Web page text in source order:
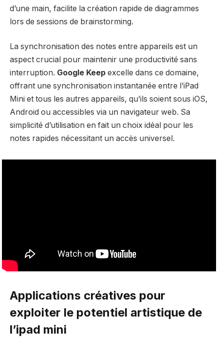
d’une main, facilite la création rapide de diagrammes
lors de sessions de brainstorming.
La synchronisation des notes entre appareils est un
aspect crucial pour maintenir une productivité sans
interruption. Google Keep excelle dans ce domaine,
offrant une synchronisation instantanée entre l’iPad
Mini et tous les autres appareils, qu’ils soient sous iOS,
Android ou accessibles via un navigateur web. Sa
simplicité d’utilisation en fait un choix idéal pour les
notes rapides nécessitant un accès universel.
Applications créatives pour
exploiter le potentiel artistique de
l’ipad mini